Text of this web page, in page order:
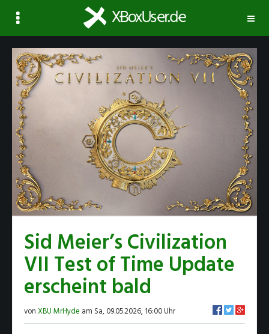
Sid Meier’s Civilization
VII Test of Time Update
erscheint bald
von XBU MrHyde am Sa, 09.05.2026, 16:00 Uhr